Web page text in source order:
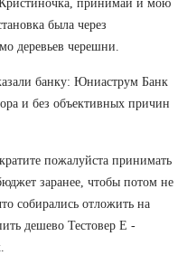
принимай и мою
была через
деревьев черешни.
банку: Юниаструм Банк
и без объективных причин
пожалуйста принимать
заранее, чтобы потом не
собирались отложить на
дешево Тестовер Е -